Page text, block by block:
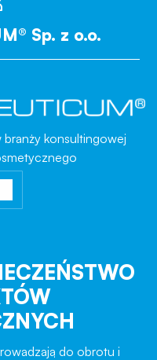
Sp. z o.o.
konsultingowej
do obrotu i